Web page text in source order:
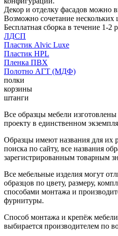
Декор и отделку фасадов можно
Возможно сочетание нескольких
Бесплатная сборка в течение 1-2
ЛДСП
Пластик Alvic Luxe
Пластик HPL
Пленка ПВХ
Полотно АГТ (МДФ)
полки
корзины
штанги
Все образцы мебели
проекту в единственном
Образцы имеют названия для их
поиска по сайту, все названия
зарегистрированным товарным
Все мебельные изделия могут
образцов по цвету, размеру,
способами монтажа и
фурнитуры.
Способ монтажа и крепёж
выбирается производителем по